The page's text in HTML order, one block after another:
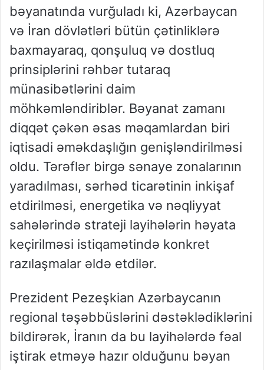
bəyanatında vurğuladı ki, Azərbaycan
və İran dövlətləri bütün çətinliklərə
baxmayaraq, qonşuluq və dostluq
prinsiplərini rəhbər tutaraq
münasibətlərini daim
möhkəmləndiriblər. Bəyanat zamanı
diqqət çəkən əsas məqamlardan biri
iqtisadi əməkdaşlığın genişləndirilməsi
oldu. Tərəflər birgə sənaye zonalarının
yaradılması, sərhəd ticarətinin inkişaf
etdirilməsi, energetika və nəqliyyat
sahələrində strateji layihələrin həyata
keçirilməsi istiqamətində konkret
razılaşmalar əldə etdilər.
Prezident Pezeşkian Azərbaycanın
regional təşəbbüslərini dəstəklədiklərini
bildirərək, İranın da bu layihələrdə fəal
iştirak etməyə hazır olduğunu bəyan